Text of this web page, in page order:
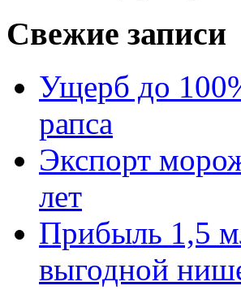
Свежие записи
Ущерб до
рапса
Экспорт
лет
Прибыль 1,5
выгодной